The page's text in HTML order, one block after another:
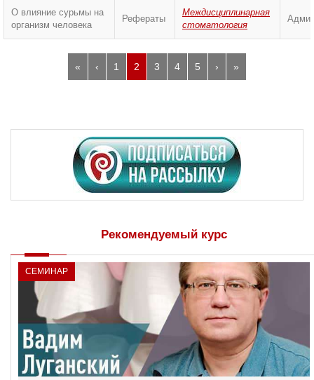
О влияние сурьмы на
организм человека
Рефераты
Междисциплинарная
стоматология
« ‹ 1 2 3 4 5 › »
Рекомендуемый курс
СЕМИНАР